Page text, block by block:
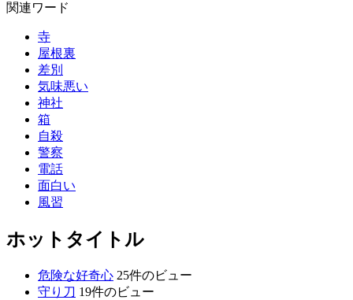
関連ワード
寺
屋根裏
差別
気味悪い
神社
箱
自殺
警察
電話
面白い
風習
ホットタイトル
危険な好奇心 25件のビュー
守り刀 19件のビュー